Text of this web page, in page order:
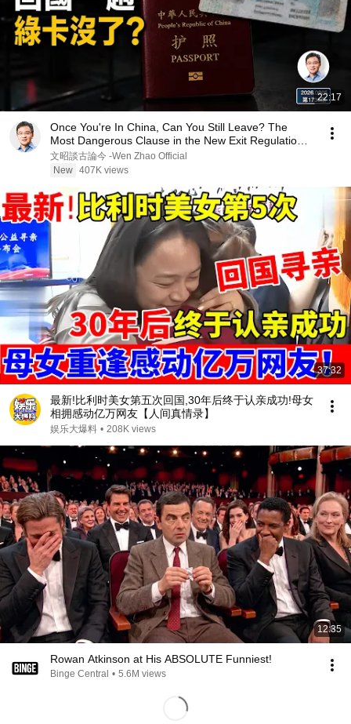
22:17
Once You're In China, Can You Still Leave? The
Most Dangerous Clause in the New Exit Regulations
...
文昭談古論今 -Wen Zhao Official
New 407K views
37:32
最新!比利时美女第五次回国,30年后终于认亲成功!母女
相拥感动亿万网友【人间真情录】
娱乐大爆料 • 208K views
12:35
Rowan Atkinson at His ABSOLUTE Funniest!
Binge Central • 5.6M views